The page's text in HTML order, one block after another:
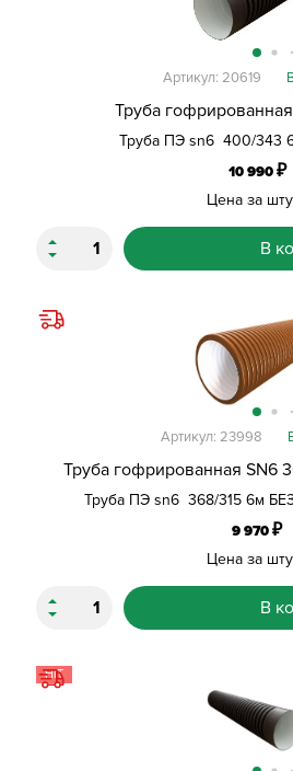
Труба
Труба ПЭ sn6 400/343
Артикул: 20619
10 990₽
Цена за
В
Труба гофрированная SN6
Труба ПЭ sn6 368/315 6м
Артикул: 23998
9 970₽
Цена за
В
HIT